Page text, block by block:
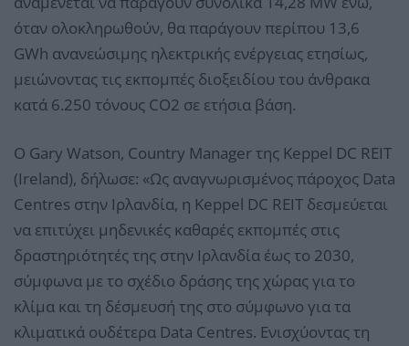
όταν ολοκληρωθούν, θα παράγουν περίπου 13,6
GWh ανανεώσιμης ηλεκτρικής ενέργειας ετησίως,
μειώνοντας τις εκπομπές διοξειδίου του άνθρακα
κατά 6.250 τόνους CO2 σε ετήσια βάση.
O Gary Watson, Country Manager της Keppel DC REIT
(Ireland), δήλωσε: «Ως αναγνωρισμένος πάροχος Data
Centres στην Ιρλανδία, η Keppel DC REIT δεσμεύεται
να επιτύχει μηδενικές καθαρές εκπομπές στις
δραστηριότητές της στην Ιρλανδία έως το 2030,
σύμφωνα με το σχέδιο δράσης της χώρας για το
κλίμα και τη δέσμευσή της στο σύμφωνο για τα
κλιματικά ουδέτερα Data Centres. Ενισχύοντας τη